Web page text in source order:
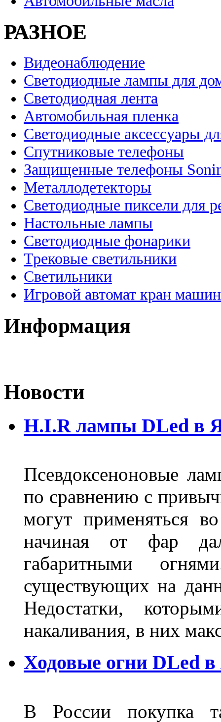
РАЗНОЕ
Видеонаблюдение
Светодиодные лампы для
Светодиодная лента
Автомобильная пленка
Светодиодные аксессуары
Спутниковые телефоны
Защищенные телефоны
Металлодетекторы
Светодиодные пиксели для
Настольные лампы
Светодиодные фонарики
Трековые светильники
Светильники
Игровой автомат кран
Информация
Новости
H.I.R лампы DLed в
Псевдоксеноновые
по сравнению с
могут применяться
начиная от фар
габаритными
существующих на
Недостатки,
накаливания, в них
Ходовые огни DLed в
В России покупка